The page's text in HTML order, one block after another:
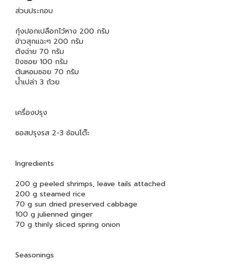
ส่วนประกอบ
กุ้งปอกเปลือกไว้หาง 200 กรัม
ข้าวสุกแฉะๆ 200 กรัม
ตังฉ่าย 70 กรัม
ขิงซอย 100 กรัม
ต้นหอมซอย 70 กรัม
น้ำเปล่า 3 ถ้วย
เครื่องปรุง
ซอสปรุงรส 2-3 ช้อนโต๊ะ
Ingredients
200 g peeled shrimps, leave tails attached
200 g steamed rice
70 g sun dried preserved cabbage
100 g julienned ginger
70 g thinly sliced spring onion
Seasonings